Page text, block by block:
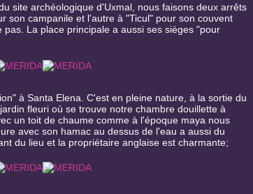
site archéologique d'Uxmal, nous faisons deux arrêts
son campanile et l'autre à "Ticul" pour son couvent
La place principale a aussi ses sièges "pour
à Santa Elena. C'est en pleine nature, à la sortie du
fleuri où se trouve notre chambre douillette à
un toit de chaume comme à l'époque maya nous
avec son hamac au dessus de l'eau a aussi du
du lieu et la propriétaire anglaise est charmante;